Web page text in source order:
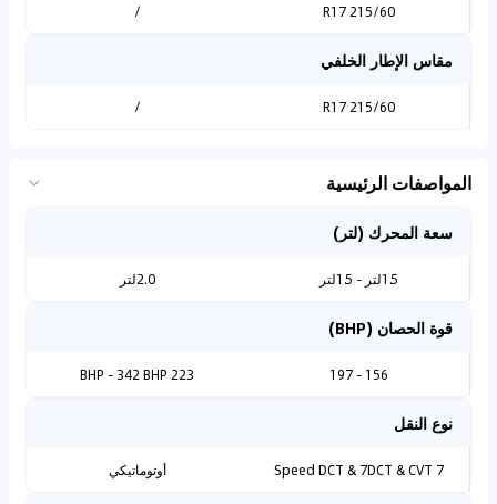
215/60 R17
/
مقاس الإطار الخلفي
215/60 R17
/
المواصفات الرئيسية
سعة المحرك (لتر)
1.5لتر - 1.5لتر 2.0لتر
قوة الحصان (BHP)
156 - 197
223 BHP - 342 BHP
نوع النقل
7 Speed DCT & 7DCT & CVT أوتوماتيكي